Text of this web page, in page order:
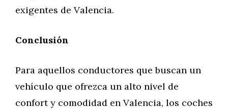
exigentes de Valencia.
Conclusión
Para aquellos conductores que buscan un
vehículo que ofrezca un alto nivel de
confort y comodidad en Valencia, los coches